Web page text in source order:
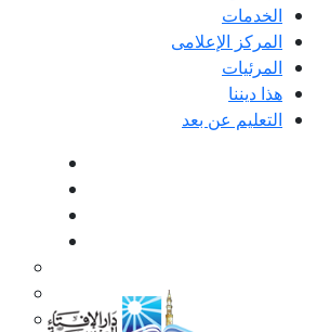
الخدمات
المركز الإعلامى
المرئيات
هذا ديننا
التعليم عن بعد